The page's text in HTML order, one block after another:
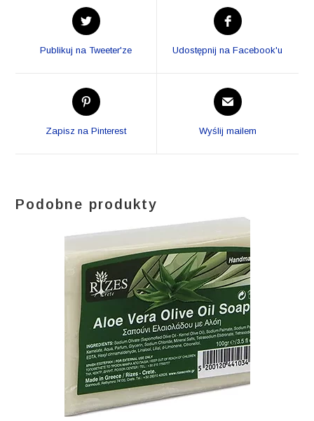
Opens
in
new
Publikuj na Tweeter'ze
Opens
in
new
Udostępnij na Facebook'u
Opens
in
Zapisz na Pinterest
Opens
in
new
Wyślij mailem
Podobne produkty